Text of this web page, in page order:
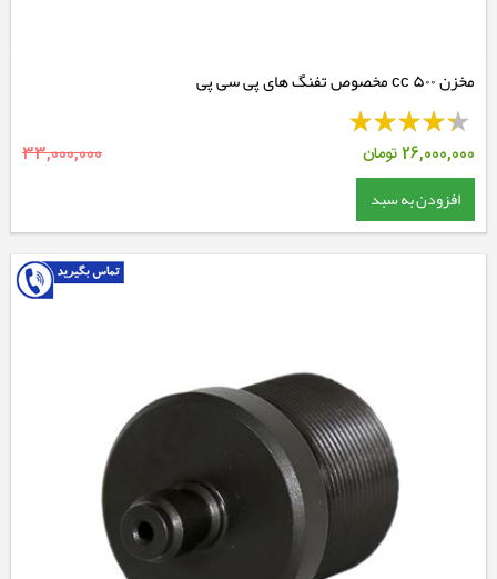
مخزن ۵۰۰ cc مخصوص تفنگ های پی سی پی
26,000,000تومان 33,000,000
افزودن به سبد